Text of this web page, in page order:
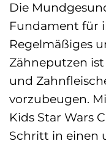
Die
Fundament für
Regelmäßiges
Zähneputzen
und
vorzubeugen.
Kids Star Wars
Schritt in einen